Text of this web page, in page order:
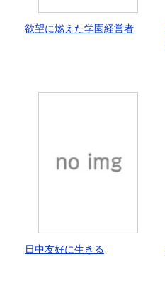
欲望に燃えた学園経営者
日中友好に生きる